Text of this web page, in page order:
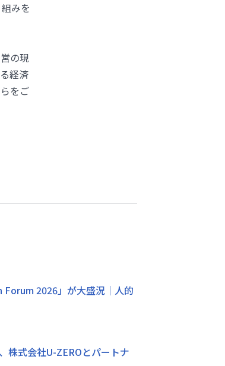
みを
の現
経済
をご
Forum 2026」が大盛況｜人的
株式会社U-ZEROとパートナ